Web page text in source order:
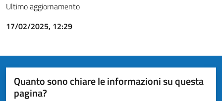
Ultimo aggiornamento
17/02/2025, 12:29
Quanto sono chiare le informazioni su questa
pagina?